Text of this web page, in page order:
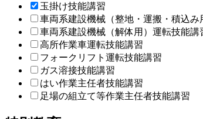
玉掛け技能講習
車両系建設機械（整地・運搬・積込
車両系建設機械（解体用）運転技能講
高所作業車運転技能講習
フォークリフト運転技能講習
ガス溶接技能講習
はい作業主任者技能講習
足場の組立て等作業主任者技能講習